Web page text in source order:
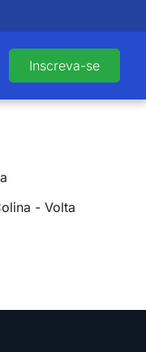
Inscreva-se
- Volta